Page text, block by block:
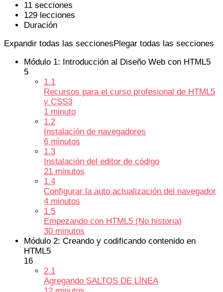
11 secciones
129 lecciones
Duración
Expandir todas las secciones Plegar todas las secciones
Módulo 1: Introducción al Diseño Web con HTML5
5
1.1
Recursos para el curso profesional de HTML5
y CSS3
1 minuto
1.2
Instalación de navegadores
6 minutos
1.3
Instalación del editor de código
21 minutos
1.4
Configurar la auto actualización del navegador
4 minutos
1.5
Empezando con HTML5 (No historia)
30 minutos
Módulo 2: Creando y codificando contenido en
HTML5
16
2.1
Agregando SALTOS DE LÍNEA